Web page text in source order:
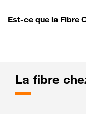
Est-ce que la Fibre
La fibre